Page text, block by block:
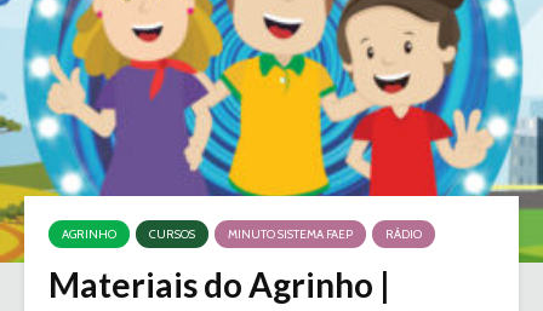
AGRINHO CURSOS MINUTO SISTEMA FAEP RÁDIO
Materiais do Agrinho |